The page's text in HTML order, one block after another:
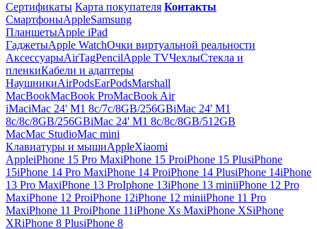
Сертификаты Карта покупателя Контакты
СмартфоныAppleSamsung
ПланшетыApple iPad
ГаджетыApple WatchОчки виртуальной реальности
АксессуарыAirTagPencilApple TVЧехлыСтекла и
пленкиКабели и адаптеры
НаушникиAirPodsEarPodsMarshall
MacBookMacBook ProMacBook Air
iMaciMac 24' M1 8c/7c/8GB/256GBiMac 24' M1
8c/8c/8GB/256GBiMac 24' M1 8c/8c/8GB/512GB
MacMac StudioMac mini
Клавиатуры и мышиAppleXiaomi
AppleiPhone 15 Pro MaxiPhone 15 ProiPhone 15 PlusiPhone
15iPhone 14 Pro MaxiPhone 14 ProiPhone 14 PlusiPhone 14iPhone
13 Pro MaxiPhone 13 ProIphone 13iPhone 13 miniiPhone 12 Pro
MaxiPhone 12 ProiPhone 12iPhone 12 miniiPhone 11 Pro
MaxiPhone 11 ProiPhone 11iPhone Xs MaxiPhone XSiPhone
XRiPhone 8 PlusiPhone 8